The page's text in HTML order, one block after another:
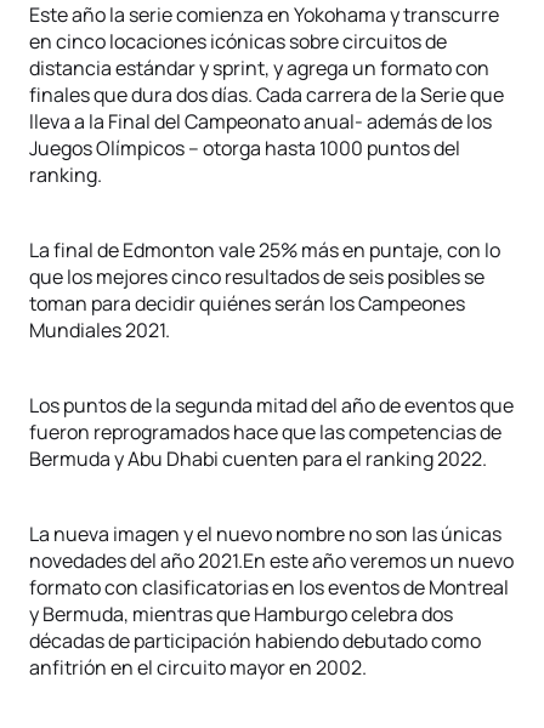
Este año la serie comienza en Yokohama y transcurre
en cinco locaciones icónicas sobre circuitos de
distancia estándar y sprint, y agrega un formato con
finales que dura dos días. Cada carrera de la Serie que
lleva a la Final del Campeonato anual- además de los
Juegos Olímpicos – otorga hasta 1000 puntos del
ranking.
La final de Edmonton vale 25% más en puntaje, con lo
que los mejores cinco resultados de seis posibles se
toman para decidir quiénes serán los Campeones
Mundiales 2021.
Los puntos de la segunda mitad del año de eventos que
fueron reprogramados hace que las competencias de
Bermuda y Abu Dhabi cuenten para el ranking 2022.
La nueva imagen y el nuevo nombre no son las únicas
novedades del año 2021.En este año veremos un nuevo
formato con clasificatorias en los eventos de Montreal
y Bermuda, mientras que Hamburgo celebra dos
décadas de participación habiendo debutado como
anfitrión en el circuito mayor en 2002.